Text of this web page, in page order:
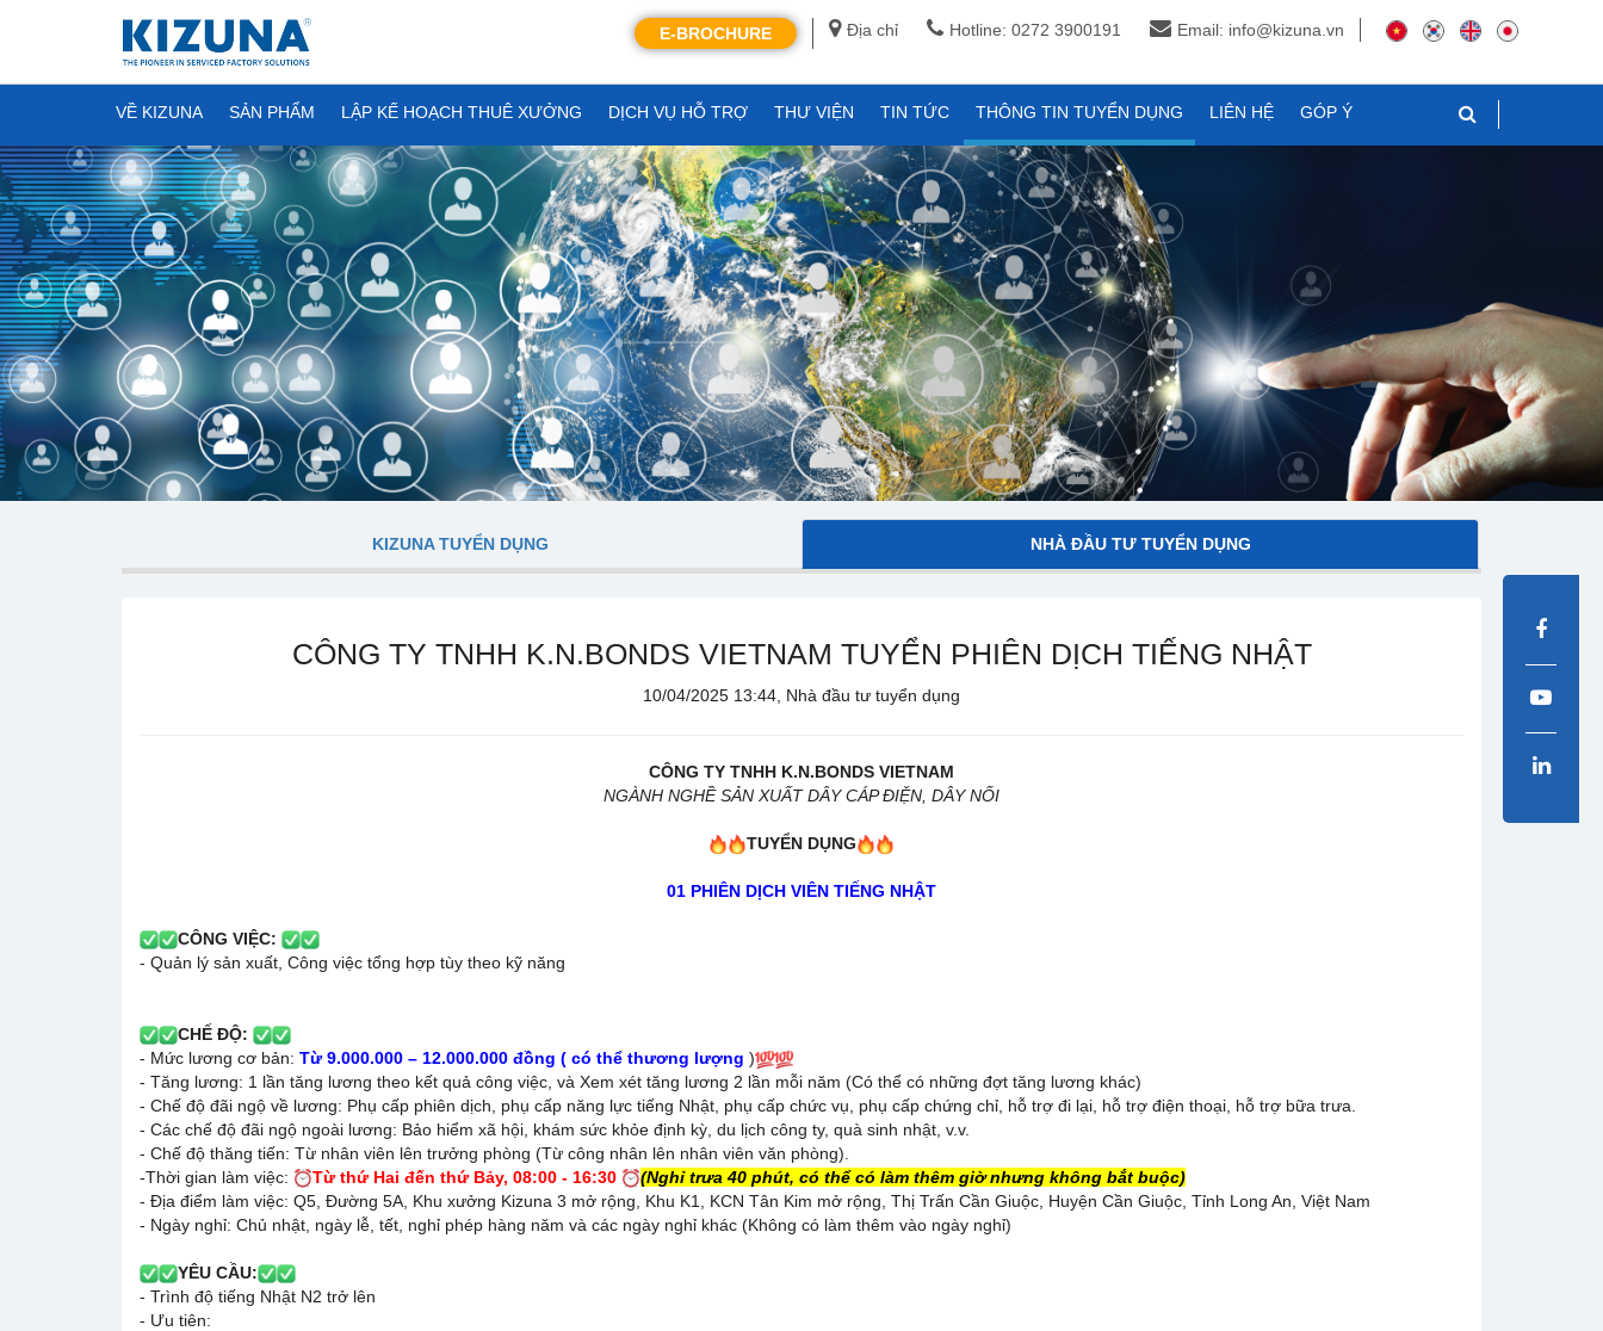
Địa chỉ Hotline: 0272 3900191 Email: info@kizuna.vn
E-BROCHURE
VỀ KIZUNA SẢN PHẨM LẬP KẾ HOẠCH THUÊ XƯỞNG DỊCH VỤ HỖ TRỢ THƯ VIỆN TIN TỨC THÔNG TIN TUYỂN DỤNG LIÊN HỆ GÓP Ý
KIZUNA TUYỂN DỤNG NHÀ ĐẦU TƯ TUYỂN DỤNG
CÔNG TY TNHH K.N.BONDS VIETNAM TUYỂN PHIÊN DỊCH TIẾNG NHẬT
10/04/2025 13:44, Nhà đầu tư tuyển dụng
CÔNG TY TNHH K.N.BONDS VIETNAM
NGÀNH NGHỀ SẢN XUẤT DÂY CÁP ĐIỆN, DÂY NỐI
TUYỂN DỤNG
01 PHIÊN DỊCH VIÊN TIẾNG NHẬT
CÔNG VIỆC:
- Quản lý sản xuất, Công việc tổng hợp tùy theo kỹ năng
CHẾ ĐỘ:
- Mức lương cơ bản: Từ 9.000.000 – 12.000.000 đồng ( có thể thương lượng )
- Tăng lương: 1 lần tăng lương theo kết quả công việc, và Xem xét tăng lương 2 lần mỗi năm (Có thể có những đợt tăng lương khác)
- Chế độ đãi ngộ về lương: Phụ cấp phiên dịch, phụ cấp năng lực tiếng Nhật, phụ cấp chức vụ, phụ cấp chứng chỉ, hỗ trợ đi lại, hỗ trợ điện thoại, hỗ trợ bữa trưa.
- Các chế độ đãi ngộ ngoài lương: Bảo hiểm xã hội, khám sức khỏe định kỳ, du lịch công ty, quà sinh nhật, v.v.
- Chế độ thăng tiến: Từ nhân viên lên trưởng phòng (Từ công nhân lên nhân viên văn phòng).
-Thời gian làm việc:
Từ thứ Hai đến thứ Bảy, 08:00 - 16:30
(Nghỉ trưa 40 phút, có thể có làm thêm giờ nhưng không bắt buộc)
- Địa điểm làm việc: Q5, Đường 5A, Khu xưởng Kizuna 3 mở rộng, Khu K1, KCN Tân Kim mở rộng, Thị Trấn Cần Giuộc, Huyện Cần Giuộc, Tỉnh Long An, Việt Nam
- Ngày nghỉ: Chủ nhật, ngày lễ, tết, nghỉ phép hàng năm và các ngày nghỉ khác (Không có làm thêm vào ngày nghỉ)
YÊU CẦU:
- Trình độ tiếng Nhật N2 trở lên
- Ưu tiên: